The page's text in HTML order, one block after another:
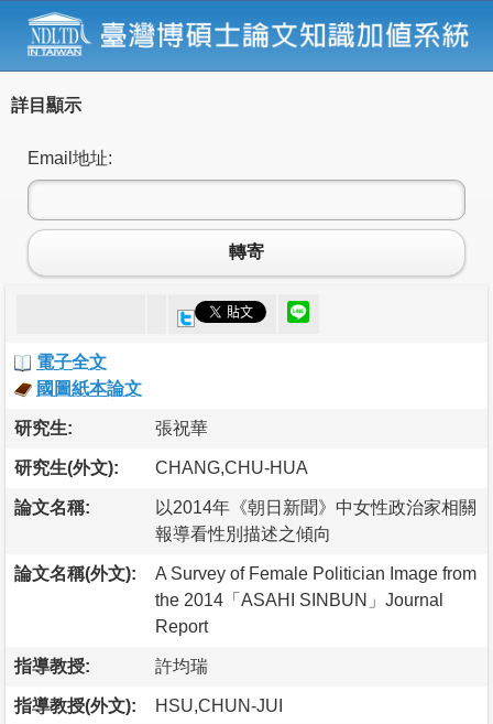
詳目顯示
Email地址:
轉寄
電子全文
國圖紙本論文
研究生: 張祝華
研究生(外文): CHANG,CHU-HUA
論文名稱:
以2014年《朝日新聞》中女性政治家相關
報導看性別描述之傾向
論文名稱(外文):
A Survey of Female Politician Image from
the 2014「ASAHI SINBUN」Journal
Report
指導教授: 許均瑞
指導教授(外文): HSU,CHUN-JUI